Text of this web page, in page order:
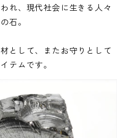
れ、現代社会に生きる人々
石。
として、またお守りとして
テムです。